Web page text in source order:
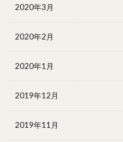
2020年3月
2020年2月
2020年1月
2019年12月
2019年11月